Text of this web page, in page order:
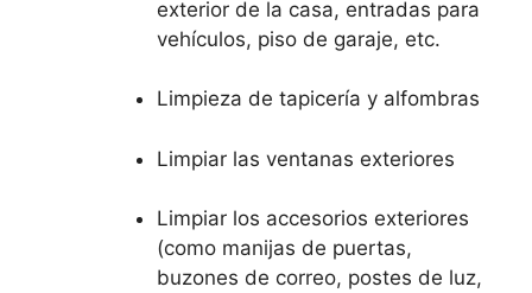
exterior de la casa, entradas para
vehículos, piso de garaje, etc.
Limpieza de tapicería y alfombras
Limpiar las ventanas exteriores
Limpiar los accesorios exteriores
(como manijas de puertas,
buzones de correo, postes de luz,